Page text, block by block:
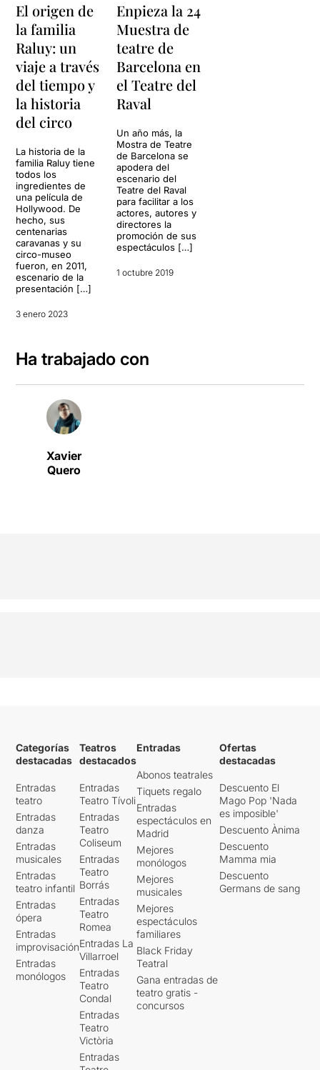
El origen de
la familia
Raluy: un
viaje a través
del tiempo y
la historia
del circo
La historia de la
familia Raluy tiene
todos los
ingredientes de
una película de
Hollywood. De
hecho, sus
centenarias
caravanas y su
circo-museo
fueron, en 2011,
escenario de la
presentación […]
3 enero 2023
Enpieza la 24
Muestra de
teatre de
Barcelona en
el Teatre del
Raval
Un año más, la
Mostra de Teatre
de Barcelona se
apodera del
escenario del
Teatre del Raval
para facilitar a los
actores, autores y
directores la
promoción de sus
espectáculos […]
1 octubre 2019
Ha trabajado con
Xavier
Quero
Categorías
destacadas
Entradas
teatro
Entradas
danza
Entradas
musicales
Entradas
teatro infantil
Entradas
ópera
Entradas
improvisación
Entradas
monólogos
Teatros
destacados
Entradas
Teatro Tívoli
Entradas
Teatro
Coliseum
Entradas
Teatro
Borrás
Entradas
Teatro
Romea
Entradas La
Villarroel
Entradas
Teatro
Condal
Entradas
Teatro
Victòria
Entradas
Entradas
Abonos teatrales
Tiquets regalo
Entradas
espectáculos en
Madrid
Mejores
monólogos
Mejores
musicales
Mejores
espectáculos
familiares
Black Friday
Teatral
Gana entradas de
teatro gratis -
concursos
Ofertas
destacadas
Descuento El
Mago Pop 'Nada
es imposible'
Descuento Ànima
Descuento
Mamma mia
Descuento
Germans de sang